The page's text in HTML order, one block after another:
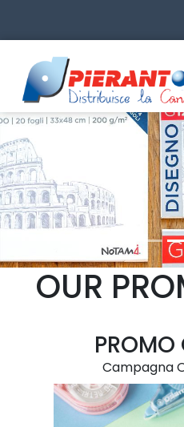
Rotolini
OUR
Campagna